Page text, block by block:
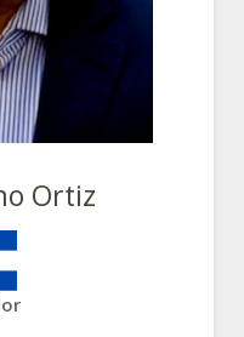
Ortiz